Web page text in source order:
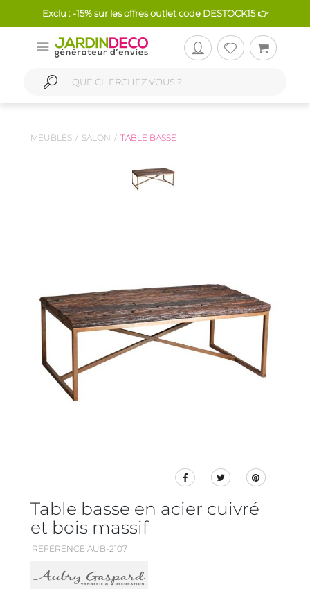
Exclu : -15% sur les offres outlet code DESTOCK15 👉
MEUBLES SALON TABLE BASSE
Table basse en acier cuivré
et bois massif
REFERENCE AUB-2107